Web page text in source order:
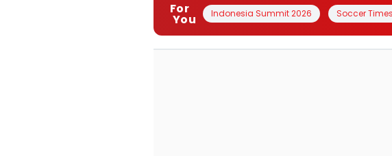
For
You Indonesia Summit 2026 Soccer Times